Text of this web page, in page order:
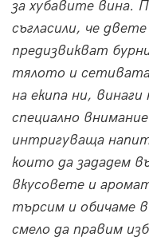
за хубавите вина.
съгласили, че
предизвикват
тялото и
на екипа ни,
специално
интригуваща
които да зададем
вкусовете и
търсим и обичаме
смело да правим